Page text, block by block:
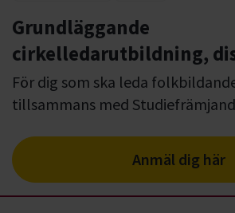
Grundläggande
cirkelledarutbildning,
För dig som ska leda
tillsammans med
Anmäl dig här